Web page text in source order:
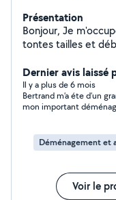
Présentation
Bonjour, Je
tontes tailles et
Dernier avis laissé
Il y a plus de 6 mois
Bertrand m’a éte d’un
mon important
Bertrand maintenant
satisfaire à très bientôt
Déménagement et
Voir le